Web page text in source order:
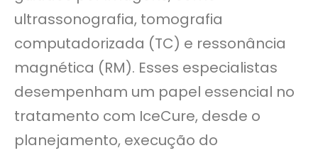
ultrassonografia, tomografia
computadorizada (TC) e ressonância
magnética (RM). Esses especialistas
desempenham um papel essencial no
tratamento com IceCure, desde o
planejamento, execução do